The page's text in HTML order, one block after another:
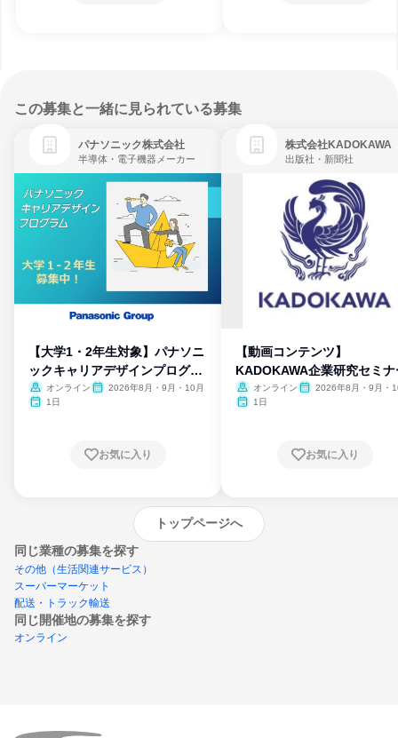
この募集と一緒に見られている募集
パナソニック株式会社
半導体・電子機器メーカー
【大学1・2年生対象】パナソニ
ックキャリアデザインプログラ
ム
オンライン
2026年8月・9月・10月
1日
お気に入り
株式会社KADOKAWA
出版社・新聞社
【動画コンテンツ】
KADOKAWA企業研究セミナ
オンライン
2026年8月・9月・
1日
お気に入り
トップページへ
同じ業種の募集を探す
その他（生活関連サービス）
スーパーマーケット
配送・トラック輸送
同じ開催地の募集を探す
オンライン